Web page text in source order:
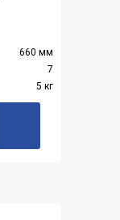
660 мм
7
5 кг